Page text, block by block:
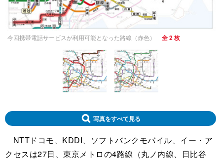
今回携帯電話サービスが利用可能となった路線（赤色） 全 2 枚
写真をすべて見る
NTTドコモ、KDDI、ソフトバンクモバイル、イー・ア
クセスは27日、東京メトロの4路線（丸ノ内線、日比谷